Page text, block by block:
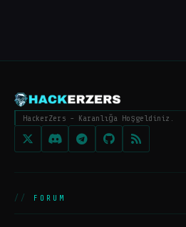
HackerZers - Karanlığa Hoşgeldiniz.
FORUM